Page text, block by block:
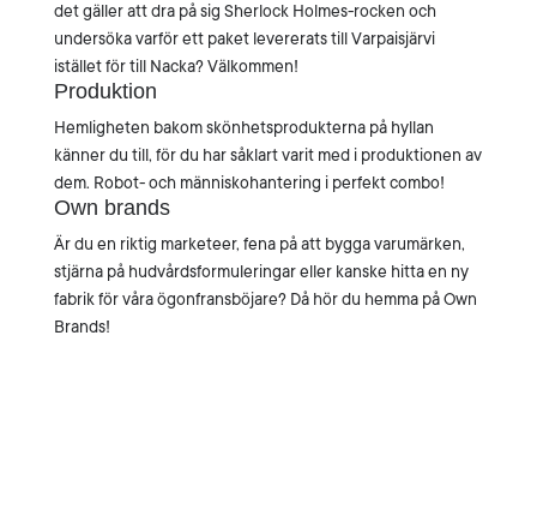
det gäller att dra på sig Sherlock Holmes-rocken och
undersöka varför ett paket levererats till Varpaisjärvi
istället för till Nacka? Välkommen!
Produktion
Hemligheten bakom skönhetsprodukterna på hyllan
känner du till, för du har såklart varit med i produktionen av
dem. Robot- och människohantering i perfekt combo!
Own brands
Är du en riktig marketeer, fena på att bygga varumärken,
stjärna på hudvårdsformuleringar eller kanske hitta en ny
fabrik för våra ögonfransböjare? Då hör du hemma på Own
Brands!